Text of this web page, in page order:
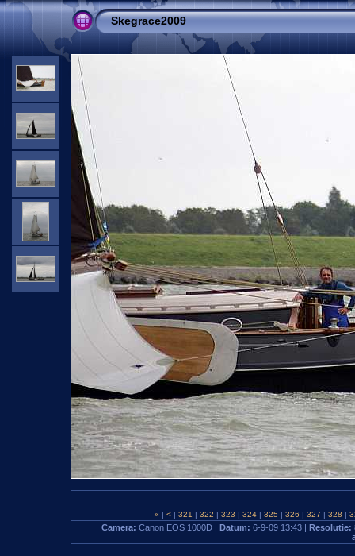
Skegrace2009
« | < | 321 | 322 | 323 | 324 | 325 | 326 | 327 | 328 |
Camera: Canon EOS 1000D | Datum: 6-9-09 13:43 | Resolutie: